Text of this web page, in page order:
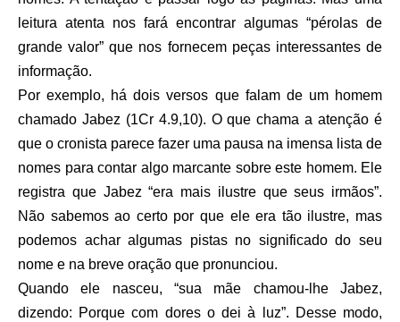
leitura atenta nos fará encontrar algumas “pérolas de
grande valor” que nos fornecem peças interessantes de
informação.
Por exemplo, há dois versos que falam de um homem
chamado Jabez (1Cr 4.9,10). O que chama a atenção é
que o cronista parece fazer uma pausa na imensa lista de
nomes para contar algo marcante sobre este homem. Ele
registra que Jabez “era mais ilustre que seus irmãos”.
Não sabemos ao certo por que ele era tão ilustre, mas
podemos achar algumas pistas no significado do seu
nome e na breve oração que pronunciou.
Quando ele nasceu, “sua mãe chamou-lhe Jabez,
dizendo: Porque com dores o dei à luz”. Desse modo,